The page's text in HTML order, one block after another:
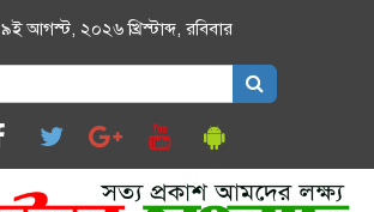
৯ই আগস্ট, ২০২৬ খ্রিস্টাব্দ,রবিবার